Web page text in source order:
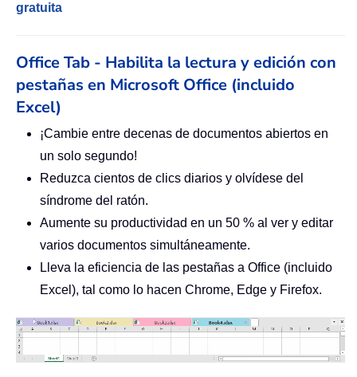
gratuita
Office Tab - Habilita la lectura y edición con
pestañas en Microsoft Office (incluido
Excel)
¡Cambie entre decenas de documentos abiertos en
un solo segundo!
Reduzca cientos de clics diarios y olvídese del
síndrome del ratón.
Aumente su productividad en un 50 % al ver y editar
varios documentos simultáneamente.
Lleva la eficiencia de las pestañas a Office (incluido
Excel), tal como lo hacen Chrome, Edge y Firefox.